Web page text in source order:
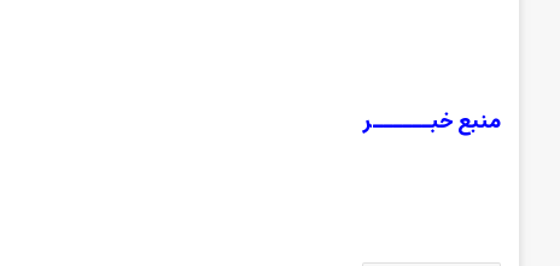
منبع خبــــــر